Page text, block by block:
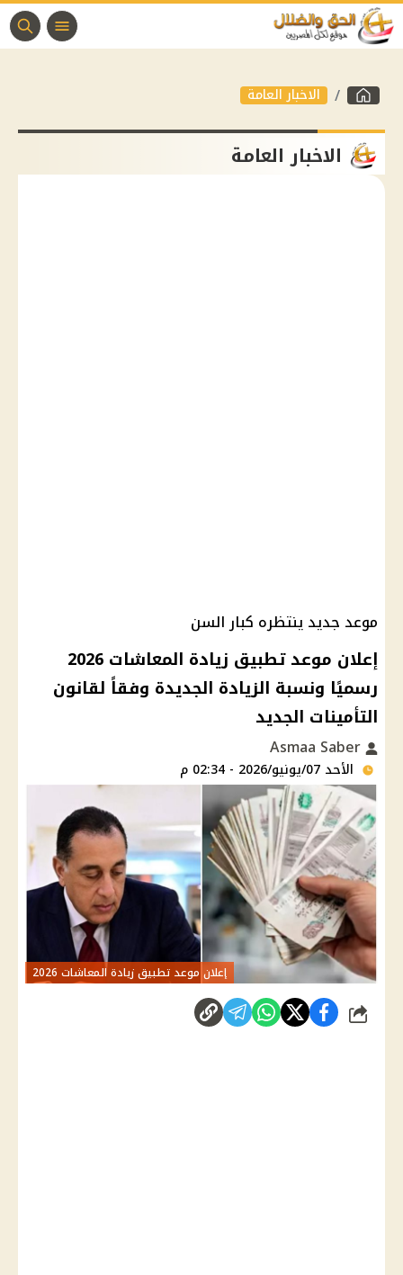
الاخبار العامة
الاخبار العامة
موعد جديد ينتظره كبار السن
إعلان موعد تطبيق زيادة المعاشات 2026
رسميًا ونسبة الزيادة الجديدة وفقاً لقانون
التأمينات الجديد
الأحد 07/يونيو/2026 - 02:34 م
إعلان موعد تطبيق زيادة المعاشات 2026
شارك